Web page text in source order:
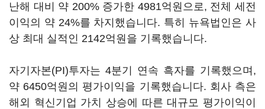
난해 대비 약 200% 증가한 4981억원으로, 전체 세전
이익의 약 24%를 차지했습니다. 특히 뉴욕법인은 사
상 최대 실적인 2142억원을 기록했습니다.
자기자본(PI)투자는 4분기 연속 흑자를 기록했으며,
약 6450억원의 평가이익을 기록했습니다. 회사 측은
해외 혁신기업 가치 상승에 따른 대규모 평가이익이